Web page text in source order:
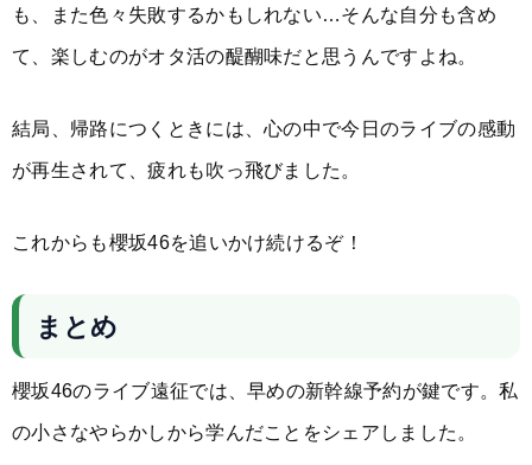
も、また色々失敗するかもしれない…そんな自分も含め
て、楽しむのがオタ活の醍醐味だと思うんですよね。
結局、帰路につくときには、心の中で今日のライブの感動
が再生されて、疲れも吹っ飛びました。
これからも櫻坂46を追いかけ続けるぞ！
まとめ
櫻坂46のライブ遠征では、早めの新幹線予約が鍵です。私
の小さなやらかしから学んだことをシェアしました。